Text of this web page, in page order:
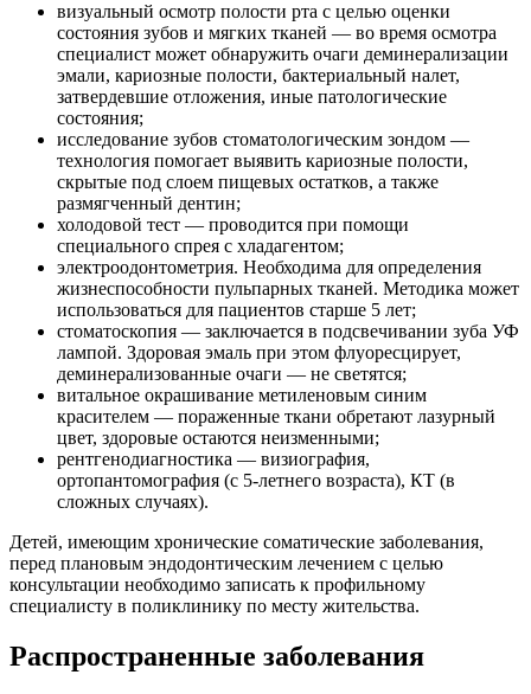
визуальный осмотр полости рта с целью оценки
состояния зубов и мягких тканей — во время осмотра
специалист может обнаружить очаги деминерализации
эмали, кариозные полости, бактериальный налет,
затвердевшие отложения, иные патологические
состояния;
исследование зубов стоматологическим зондом —
технология помогает выявить кариозные полости,
скрытые под слоем пищевых остатков, а также
размягченный дентин;
холодовой тест — проводится при помощи
специального спрея с хладагентом;
электроодонтометрия. Необходима для определения
жизнеспособности пульпарных тканей. Методика может
использоваться для пациентов старше 5 лет;
стоматоскопия — заключается в подсвечивании зуба УФ
лампой. Здоровая эмаль при этом флуоресцирует,
деминерализованные очаги — не светятся;
витальное окрашивание метиленовым синим
красителем — пораженные ткани обретают лазурный
цвет, здоровые остаются неизменными;
рентгенодиагностика — визиография,
ортопантомография (с 5-летнего возраста), КТ (в
сложных случаях).
Детей, имеющим хронические соматические заболевания,
перед плановым эндодонтическим лечением с целью
консультации необходимо записать к профильному
специалисту в поликлинику по месту жительства.
Распространенные заболевания